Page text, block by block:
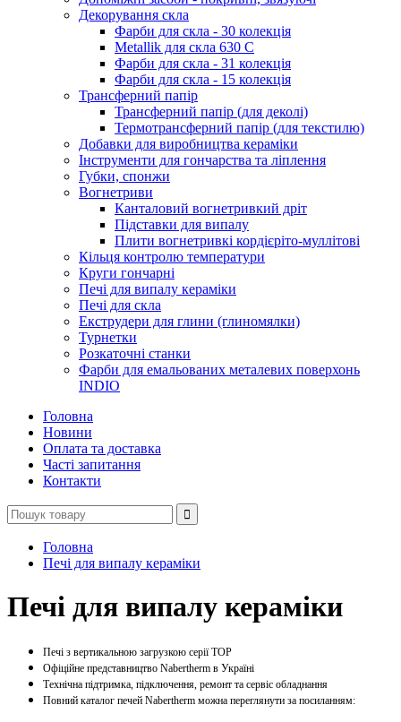
Декорування скла
Фарби для скла - 30 колекція
Metallik для скла 630 С
Фарби для скла - 31 колекція
Фарби для скла - 15 колекція
Трансферний папір
Трансферний папір (для деколі)
Термотрансферний папір (для текстилю)
Добавки для виробництва кераміки
Інструменти для гончарства та ліплення
Губки, спонжи
Вогнетриви
Канталовий вогнетривкий дріт
Підставки для випалу
Плити вогнетривкі кордієріто-муллітові
Кільця контролю температури
Круги гончарні
Печі для випалу кераміки
Печі для скла
Екструдери для глини (глиномялки)
Турнетки
Розкаточні станки
Фарби для емальованих металевих поверхонь
INDIO
Головна
Новини
Оплата та доставка
Часті запитання
Контакти
Головна
Печі для випалу кераміки
Печі для випалу кераміки
Печі з вертикальною загрузкою серії ТОР
Офіційне представництво Nabertherm в Україні
Технічна підтримка, підключення, ремонт та сервіс обладнання
Повний каталог печей Nabertherm можна переглянути за посиланням: